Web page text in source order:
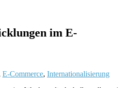
im E-
E-Commerce, Internationalisierung